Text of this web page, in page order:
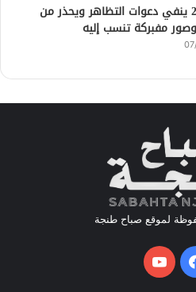
جيل زد 212 ينفي دعوات التظاهر ويحذر من
مفبركة تنسب إليه
لموقع صباح طنجة
فيسبوكيوتيوب